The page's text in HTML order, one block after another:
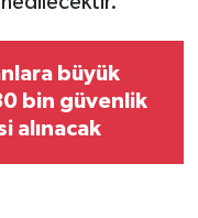
büyük
bin güvenlik
alınacak